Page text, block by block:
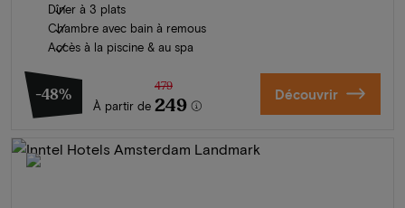
Dîner à 3 plats
Chambre avec bain à remous
Accès à la piscine & au spa
-48%
À partir de
479
249 Découvrir